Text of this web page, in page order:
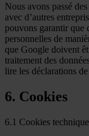
Nous avons passé
avec d’autres
pouvons garantir que
personnelles de
que Google doivent
traitement des
lire les déclarations
6. Cookies
6.1 Cookies